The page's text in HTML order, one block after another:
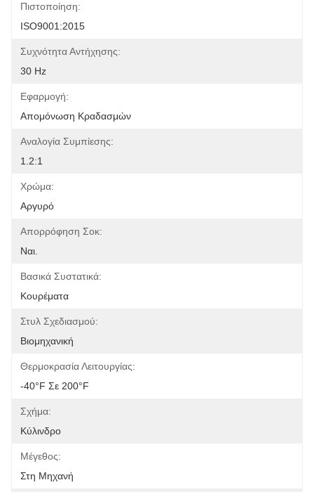
Πιστοποίηση:
ISO9001:2015
Συχνότητα Αντήχησης:
30 Hz
Εφαρμογή:
Απομόνωση Κραδασμών
Αναλογία Συμπίεσης:
1.2:1
Χρώμα:
Αργυρό
Απορρόφηση Σοκ:
Ναι.
Βασικά Συστατικά:
Κουρέματα
Στυλ Σχεδιασμού:
Βιομηχανική
Θερμοκρασία Λειτουργίας:
-40°F Σε 200°F
Σχήμα:
Κύλινδρο
Μέγεθος:
Στη Μηχανή